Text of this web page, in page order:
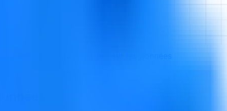
marketing et marketing axé sur les données